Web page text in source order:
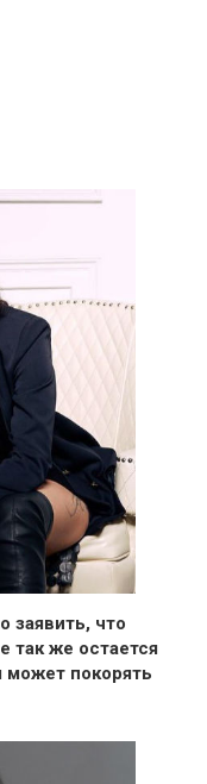
заявить, что
так же остается
может покорять